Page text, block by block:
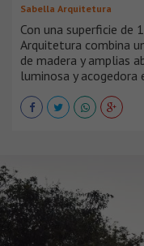
Sabella Arquitetura
Con una superficie de
Arquitetura combina
de madera y amplias
luminosa y acogedora